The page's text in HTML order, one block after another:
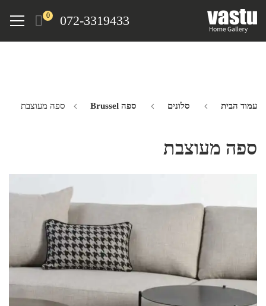
072-3319433
0
Menu
עמוד הבית סלונים ספה Brussel ספה מעוצבת
ספה מעוצבת